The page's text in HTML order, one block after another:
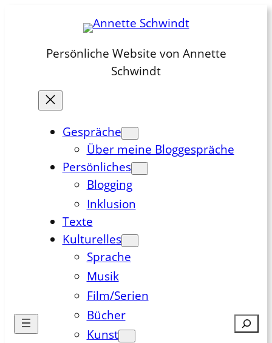
springenPersönliche Website von Annette
Schwindt
Gespräche
Über meine Bloggespräche
Persönliches
Blogging
Inklusion
Texte
Kulturelles
Sprache
Musik
Film/Serien
Bücher
Kunst